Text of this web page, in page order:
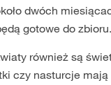
dwóch
gotowe do zbioru.
również są
czy nasturcje